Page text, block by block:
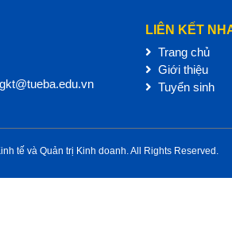
LIÊN KẾT
Trang chủ
Giới thiệu
Tuyển sinh
tế và Quản trị Kinh doanh. All Rights Reserved.